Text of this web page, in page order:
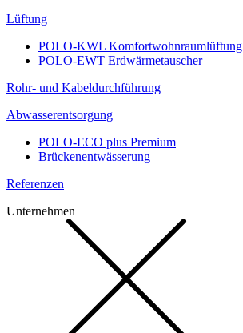
Lüftung
POLO-KWL Komfortwohnraumlüftung
POLO-EWT Erdwärmetauscher
Rohr- und Kabeldurchführung
Abwasserentsorgung
POLO-ECO plus Premium
Brückenentwässerung
Referenzen
Unternehmen